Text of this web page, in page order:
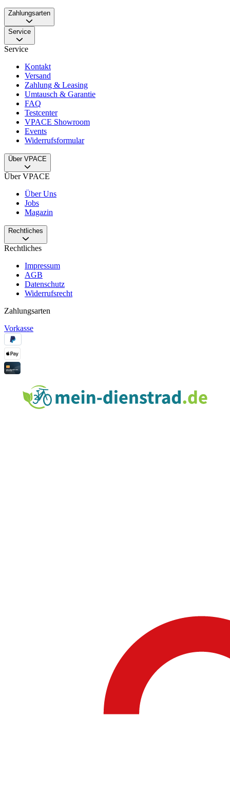
Zahlungsarten
Service
Service
Kontakt
Versand
Zahlung & Leasing
Umtausch & Garantie
FAQ
Testcenter
VPACE Showroom
Events
Widerrufsformular
Über VPACE
Über VPACE
Über Uns
Jobs
Magazin
Rechtliches
Rechtliches
Impressum
AGB
Datenschutz
Widerrufsrecht
Zahlungsarten
Vorkasse